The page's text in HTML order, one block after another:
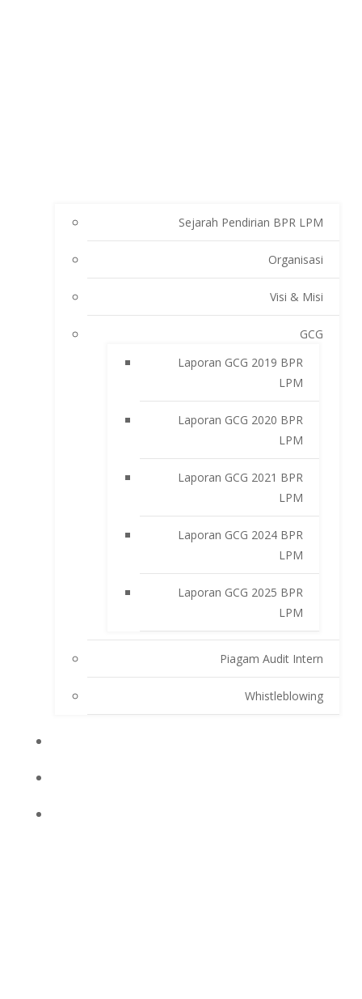
Sejarah Pendirian BPR LPM
Organisasi
Visi & Misi
GCG
Laporan GCG 2019 BPR
LPM
Laporan GCG 2020 BPR
LPM
Laporan GCG 2021 BPR
LPM
Laporan GCG 2024 BPR
LPM
Laporan GCG 2025 BPR
LPM
Piagam Audit Intern
Whistleblowing